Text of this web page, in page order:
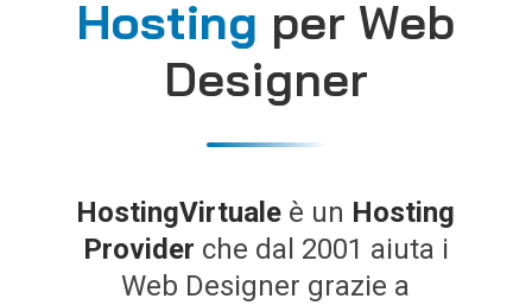
Hosting per Web
Designer
HostingVirtuale è un Hosting
Provider che dal 2001 aiuta i
Web Designer grazie a